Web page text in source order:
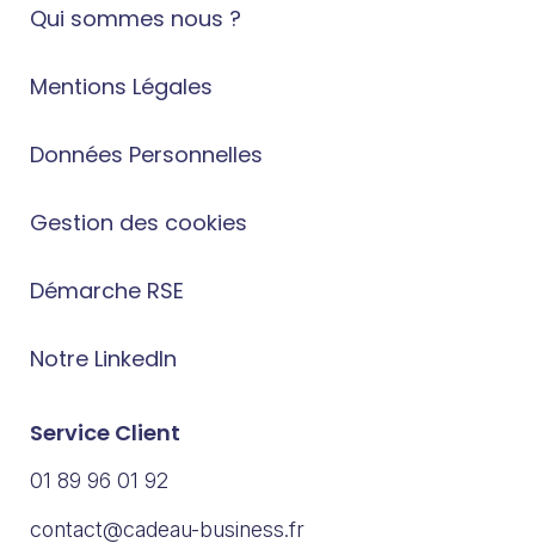
Qui sommes nous ?
Mentions Légales
Données Personnelles
Gestion des cookies
Démarche RSE
Notre LinkedIn
Service Client
01 89 96 01 92
contact@cadeau-business.fr